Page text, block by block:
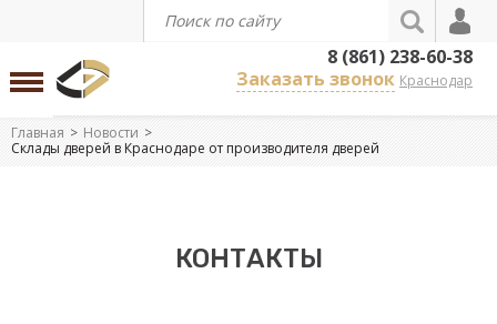
8 (861) 238-60-38
Заказать звонок Краснодар
Главная
Новости
Склады дверей в Краснодаре от производителя дверей
КОНТАКТЫ